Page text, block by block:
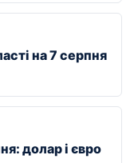
на 7 серпня
долар і євро